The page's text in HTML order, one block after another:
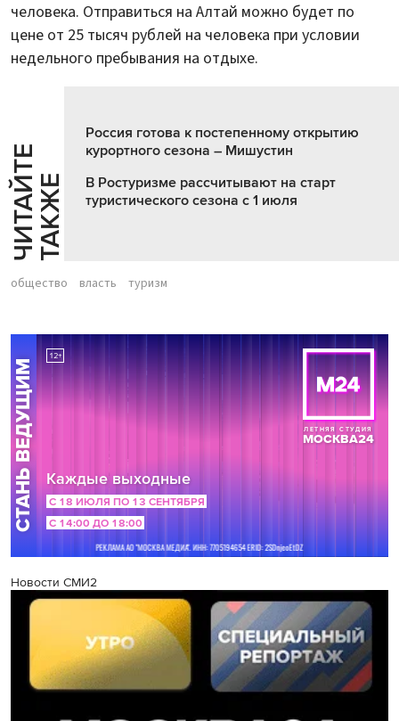
человека. Отправиться на Алтай можно будет по
цене от 25 тысяч рублей на человека при условии
недельного пребывания на отдыхе.
Ч
И
Т
АЙ
Т
Е
Т
А
К
ЖЕ
Россия готова к постепенному открытию
курортного сезона – Мишустин
В Ростуризме рассчитывают на старт
туристического сезона с 1 июля
общество власть туризм
Новости СМИ2